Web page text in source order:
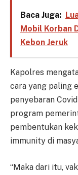
Baca Juga:
Mobil Korban
Kebon Jeruk
Kapolres
cara yang paling
penyebaran
program
pembentukan
immunity di
“Maka dari itu,